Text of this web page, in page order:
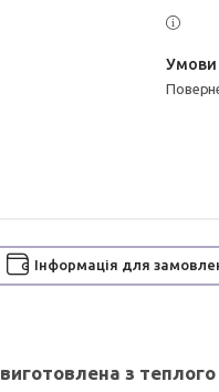
Інформація для
виготовлена з теплого